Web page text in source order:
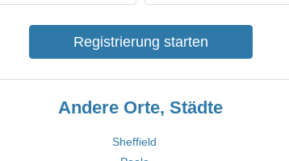
Registrierung starten
Andere Orte, Städte
Sheffield